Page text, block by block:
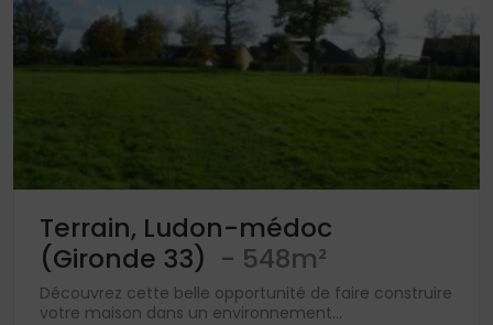
Terrain, Ludon-médoc
(Gironde 33) - 548m²
Découvrez cette belle opportunité de faire construire
votre maison dans un environnement...